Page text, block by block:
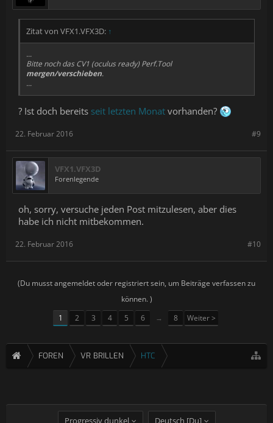
Zitat von VFX1.VFX3D: ↑
...
Bitte noch das CV1 (oculus ready) Perf.Tool
mergen/verschieben.
...
? Ist doch bereits seit letzten Monat vorhanden?
#9
22. Februar 2016
VFX1.VFX3D
Forenlegende
oh, sorry, versuche jeden Post mitzulesen, aber dies
habe ich nicht mitbekommen.
#10
22. Februar 2016
(Du musst angemeldet oder registriert sein, um Beiträge verfassen zu
können. )
1
2 3 4 5 6 → 8 Weiter >
FOREN VR BRILLEN HTC
Progressiv dunkel Deutsch [Du]